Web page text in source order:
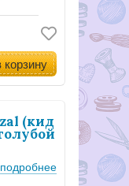
корзину
(кид
подробнее